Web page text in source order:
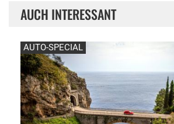
AUCH INTERESSANT
AUTO-SPECIAL